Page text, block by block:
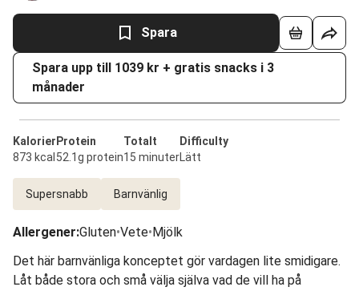
Spara
Spara upp till 1039 kr + gratis snacks i 3
månader
Kalorier
873 kcal
Protein
52.1g protein
Totalt
15 minuter
Difficulty
Lätt
Supersnabb Barnvänlig
Allergener:Gluten•Vete•Mjölk
Det här barnvänliga konceptet gör vardagen lite smidigare.
Låt både stora och små välja själva vad de vill ha på